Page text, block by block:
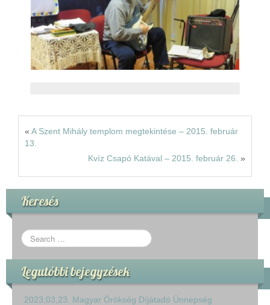
« A Szent Mihály templom megtekintése – 2015. február
13.
Kvíz Csapó Katával – 2015. február 26. »
Keresés
Legutóbbi bejegyzések
2023,03,23. Magyar Örökség Díjátadó Ünnepség